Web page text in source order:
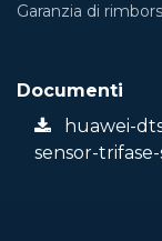
Garanzia di
Documenti
huawei-
sensor-